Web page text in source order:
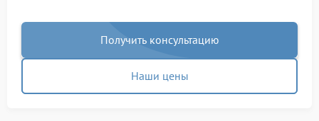
Получить консультацию
Наши цены